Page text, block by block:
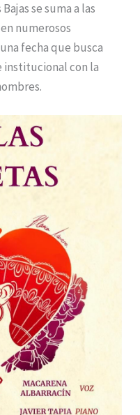
se suma a las
numerosos
fecha que busca
institucional con la